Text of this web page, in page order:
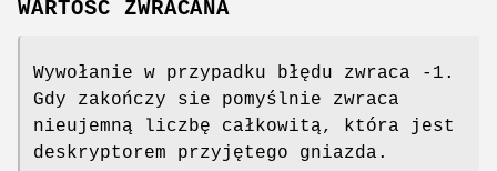
WARTOŚĆ ZWRACANA
Wywołanie w przypadku błędu zwraca -1.
Gdy zakończy sie pomyślnie zwraca
nieujemną liczbę całkowitą, która jest
deskryptorem przyjętego gniazda.